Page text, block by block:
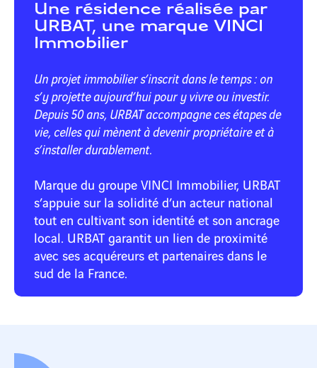
Une résidence réalisée par
URBAT, une marque VINCI
Immobilier
Un projet immobilier s’inscrit dans le temps : on
s’y projette aujourd’hui pour y vivre ou investir.
Depuis 50 ans, URBAT accompagne ces étapes de
vie, celles qui mènent à devenir propriétaire et à
s’installer durablement.
Marque du groupe VINCI Immobilier, URBAT
s’appuie sur la solidité d’un acteur national
tout en cultivant son identité et son ancrage
local. URBAT garantit un lien de proximité
avec ses acquéreurs et partenaires dans le
sud de la France.